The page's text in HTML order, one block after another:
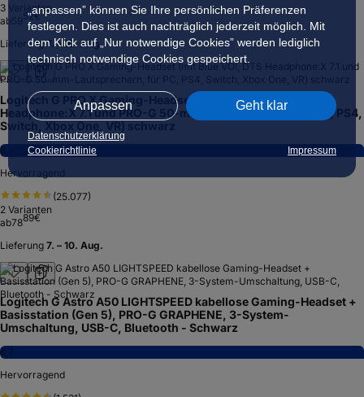
„anpassen” können Sie Ihre persönlichen Präferenzen
festlegen. Dies ist auch nachträglich jederzeit möglich. Mit
dem Klick auf „Nur notwendige Cookies” werden lediglich
technisch notwendige Cookies gespeichert.
Anpassen Geht klar
Datenschutzerklärung
Cookierichtlinie
Impressum
3 Varianten
ab
52€
Lieferung 7. – 10. Aug.
Logitech G PRO X Gaming-Headset (mit Blue VO!, DTS
Headphone:X 7.1 und PRO-G 50-mm-Lautsprechern, für PC, PS4,
Switch, Xbox One, VR) schwarz
8,9
Hervorragend
(25.077)
2 Varianten
ab7889€
Lieferung 7. – 10. Aug.
Logitech G Astro A50 LIGHTSPEED kabellose Gaming-Headset +
Basisstation (Gen 5), PRO-G GRAPHENE, 3-System-
Umschaltung, USB-C, Bluetooth - Schwarz
8,7
Hervorragend